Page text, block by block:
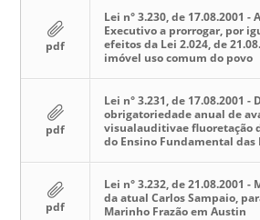
pdf
Lei n° 3.230, de 17.08.2001 -
Executivo a prorrogar, por
efeitos da Lei 2.024, de
imóvel uso comum do povo
pdf
Lei n° 3.231, de 17.08.2001 -
obrigatoriedade anual de
visualauditivae fluoretação
do Ensino Fundamental das
pdf
Lei n° 3.232, de 21.08.2001
da atual Carlos Sampaio,
Marinho Frazão em Austin